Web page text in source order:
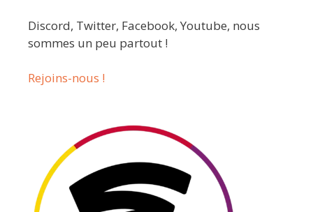
Discord, Twitter, Facebook, Youtube, nous
sommes un peu partout !
Rejoins-nous !